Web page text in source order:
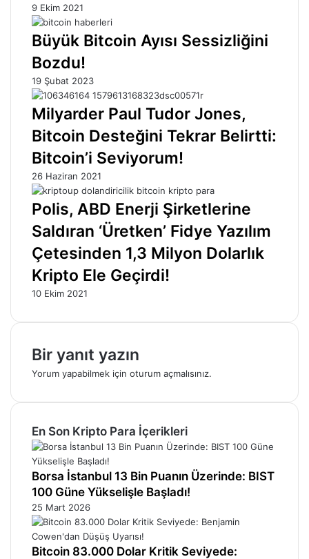
9 Ekim 2021
Büyük Bitcoin Ayısı Sessizliğini
Bozdu!
19 Şubat 2023
Milyarder Paul Tudor Jones,
Bitcoin Desteğini Tekrar Belirtti:
Bitcoin’i Seviyorum!
26 Haziran 2021
Polis, ABD Enerji Şirketlerine
Saldıran ‘Üretken’ Fidye Yazılım
Çetesinden 1,3 Milyon Dolarlık
Kripto Ele Geçirdi!
10 Ekim 2021
Bir yanıt yazın
Yorum yapabilmek için oturum açmalısınız.
En Son Kripto Para İçerikleri
Borsa İstanbul 13 Bin Puanın Üzerinde: BIST
100 Güne Yükselişle Başladı!
25 Mart 2026
Bitcoin 83.000 Dolar Kritik Seviyede: